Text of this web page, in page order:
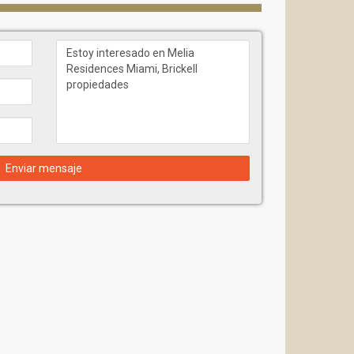
incluye grandes distribuciones familiares. Todas
y su uso como inversión dentro de un
de corto plazo.
como para una vida cómoda a largo plazo.
Enviar mensaje